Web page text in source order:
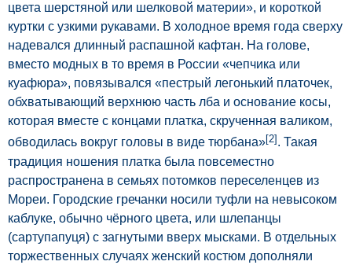
цвета шерстяной или шелковой материи», и короткой
куртки с узкими рукавами. В холодное время года сверху
надевался длинный распашной кафтан. На голове,
вместо модных в то время в России «чепчика или
куафюра», повязывался «пестрый легонький платочек,
обхватывающий верхнюю часть лба и основание косы,
которая вместе с концами платка, скрученная валиком,
обводилась вокруг головы в виде тюрбана»[2]. Такая
традиция ношения платка была повсеместно
распространена в семьях потомков переселенцев из
Мореи. Городские гречанки носили туфли на невысоком
каблуке, обычно чёрного цвета, или шлепанцы
(сартупапуця) с загнутыми вверх мысками. В отдельных
торжественных случаях женский костюм дополняли